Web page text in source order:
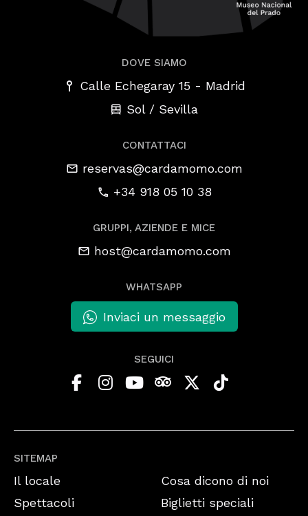
SITEMAP
Il locale
Spettacoli
Cosa dicono di noi
Biglietti speciali
DOVE SIAMO
Calle Echegaray 15 - Madrid
Sol / Sevilla
CONTATTACI
reservas@cardamomo.com
+34 918 05 10 38
GRUPPI, AZIENDE E MICE
host@cardamomo.com
WHATSAPP
Inviaci un messaggio
SEGUICI